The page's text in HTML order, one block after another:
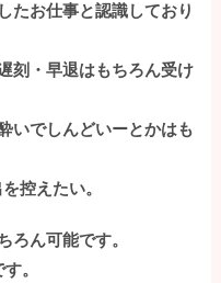
たお仕事と認識しており
刻・早退はもちろん受け
いでしんどいーとかはも
控えたい。
ろん可能です。
。